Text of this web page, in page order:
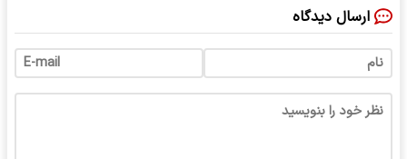
ارسال دیدگاه